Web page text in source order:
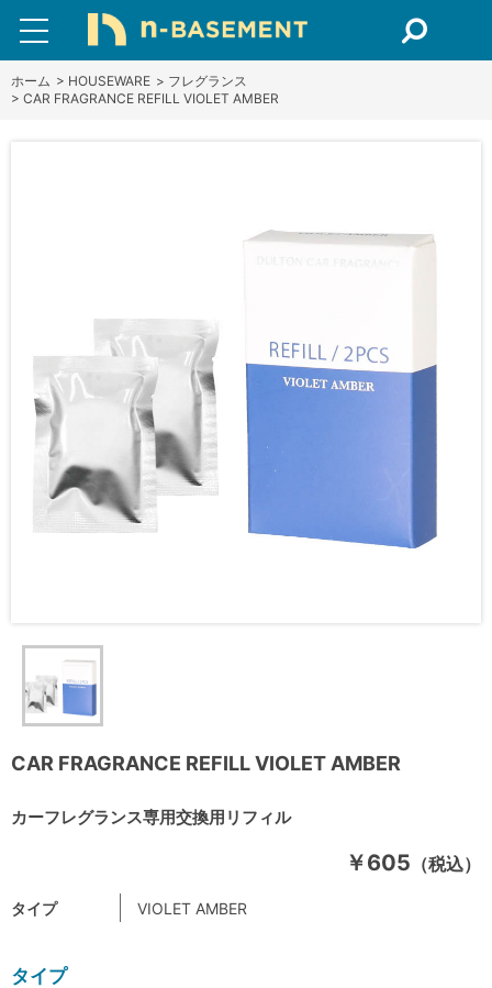
ホーム > HOUSEWARE > フレグランス
> CAR FRAGRANCE REFILL VIOLET AMBER
CAR FRAGRANCE REFILL VIOLET AMBER
カーフレグランス専用交換用リフィル
￥605 （税込）
タイプ VIOLET AMBER
タイプ